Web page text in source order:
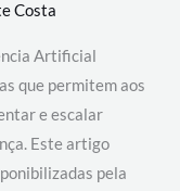
Costa
Artificial
que permitem aos
e escalar
Este artigo
pela